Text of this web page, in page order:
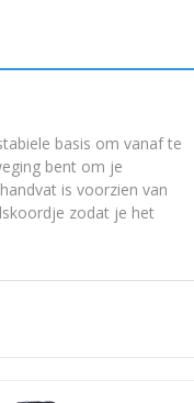
basis om vanaf te
bent om je
is voorzien van
zodat je het